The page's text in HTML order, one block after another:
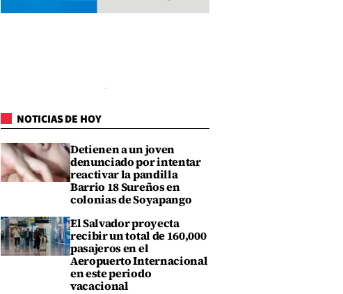
NOTICIAS DE HOY
Detienen a un joven
denunciado por intentar
reactivar la pandilla
Barrio 18 Sureños en
colonias de Soyapango
El Salvador proyecta
recibir un total de 160,000
pasajeros en el
Aeropuerto Internacional
en este periodo
vacacional